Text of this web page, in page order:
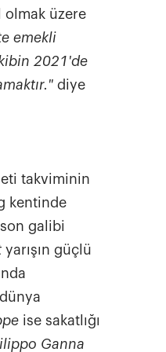
olmak üzere
emekli
2021'de
diye
takviminin
kentinde
son galibi
yarışın güçlü
ise sakatlığı
Ganna